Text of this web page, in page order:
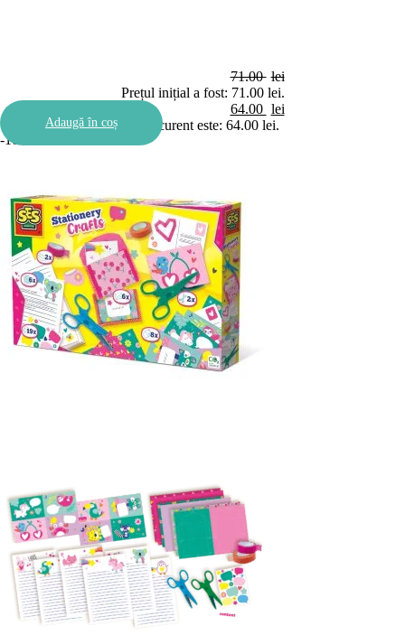
71.00 lei
Prețul inițial a fost: 71.00 lei.
64.00 lei
Prețul curent este: 64.00 lei.
Adaugă în coș
-10%